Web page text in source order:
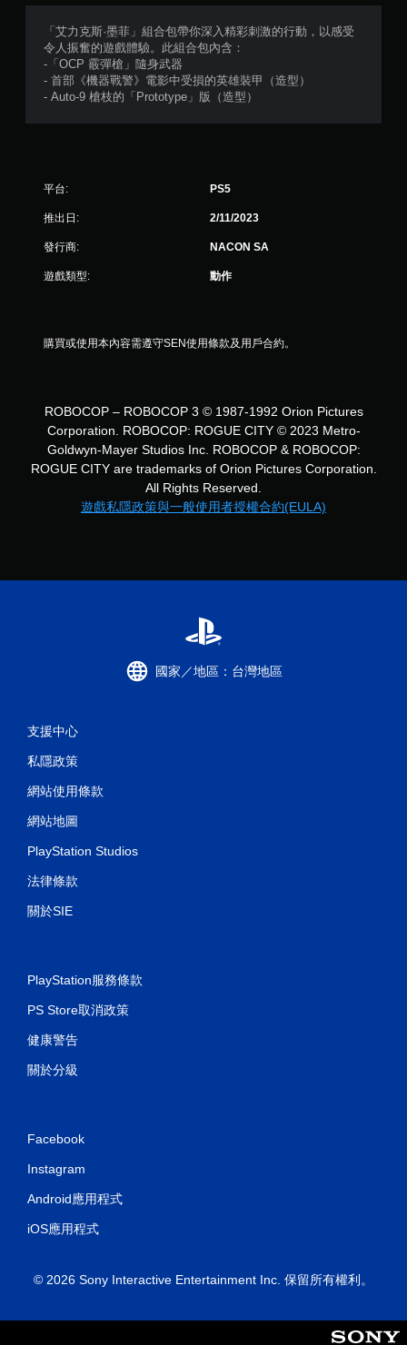
分
星
評
分
「艾力克斯·墨菲」組合包帶你深入精彩刺激的行動，以感受
令人振奮的遊戲體驗。此組合包內含：
-「OCP 霰彈槍」隨身武器
- 首部《機器戰警》電影中受損的英雄裝甲（造型）
- Auto-9 槍枝的「Prototype」版（造型）
平台: PS5
推出日: 2/11/2023
發行商: NACON SA
遊戲類型: 動作
購買或使用本內容需遵守SEN使用條款及用戶合約。
ROBOCOP – ROBOCOP 3 © 1987-1992 Orion Pictures
Corporation. ROBOCOP: ROGUE CITY © 2023 Metro-
Goldwyn-Mayer Studios Inc. ROBOCOP & ROBOCOP:
ROGUE CITY are trademarks of Orion Pictures Corporation.
All Rights Reserved.
遊戲私隱政策與一般使用者授權合約(EULA)
國家／地區：台灣地區
支援中心
私隱政策
網站使用條款
網站地圖
PlayStation Studios
法律條款
關於SIE
PlayStation服務條款
PS Store取消政策
健康警告
關於分級
Facebook
Instagram
Android應用程式
iOS應用程式
© 2026 Sony Interactive Entertainment Inc. 保留所有權利。